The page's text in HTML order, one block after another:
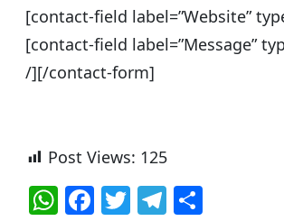
[contact-field label=”Website”
[contact-field label=”Message”
/][/contact-form]
Post Views: 125
W F T T